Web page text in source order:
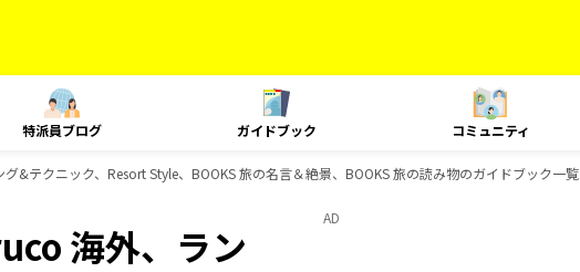
特派員ブログ ガイドブック コミュニティ
&テクニック、Resort Style、BOOKS 旅の名言＆絶景、BOOKS 旅の読み物のガイドブック一覧
海外、ラン
AD